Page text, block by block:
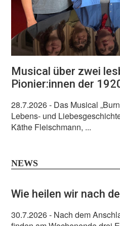
Musical über zwei
Pionier:innen der
28.7.2026- Das Musical
Lebens- und
Käthe Fleischmann, ...
NEWS
Wie heilen wir nach
30.7.2026- Nach dem